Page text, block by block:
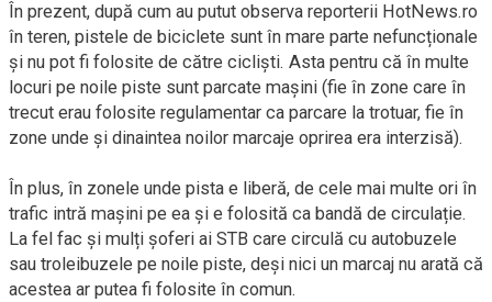
În prezent, după cum au putut observa reporterii HotNews.ro
în teren, pistele de biciclete sunt în mare parte nefuncționale
și nu pot fi folosite de către cicliști. Asta pentru că în multe
locuri pe noile piste sunt parcate mașini (fie în zone care în
trecut erau folosite regulamentar ca parcare la trotuar, fie în
zone unde și dinaintea noilor marcaje oprirea era interzisă).
În plus, în zonele unde pista e liberă, de cele mai multe ori în
trafic intră mașini pe ea și e folosită ca bandă de circulație.
La fel fac și mulți șoferi ai STB care circulă cu autobuzele
sau troleibuzele pe noile piste, deși nici un marcaj nu arată că
acestea ar putea fi folosite în comun.